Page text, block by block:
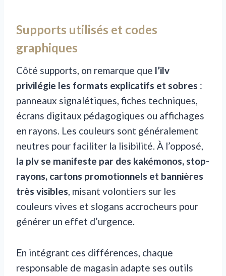
Supports utilisés et codes
graphiques
Côté supports, on remarque que l’ilv
privilégie les formats explicatifs et sobres :
panneaux signalétiques, fiches techniques,
écrans digitaux pédagogiques ou affichages
en rayons. Les couleurs sont généralement
neutres pour faciliter la lisibilité. À l’opposé,
la plv se manifeste par des kakémonos, stop-
rayons, cartons promotionnels et bannières
très visibles, misant volontiers sur les
couleurs vives et slogans accrocheurs pour
générer un effet d’urgence.
En intégrant ces différences, chaque
responsable de magasin adapte ses outils